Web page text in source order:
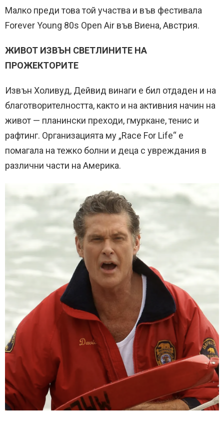
Малко преди това той участва и във фестивала
Forever Young 80s Open Air във Виена, Австрия.
ЖИВОТ ИЗВЪН СВЕТЛИНИТЕ НА
ПРОЖЕКТОРИТЕ
Извън Холивуд, Дейвид винаги е бил отдаден и на
благотворителността, както и на активния начин на
живот — планински преходи, гмуркане, тенис и
рафтинг. Организацията му „Race For Life“ е
помагала на тежко болни и деца с увреждания в
различни части на Америка.